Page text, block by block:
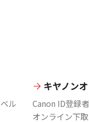
ル
キヤノン
Canon ID登録
オンライン下